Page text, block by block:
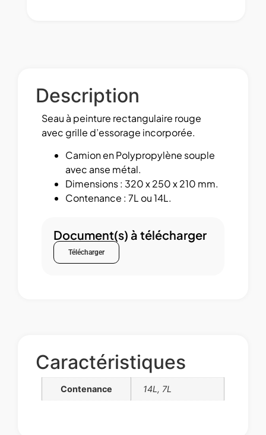
Description
Seau à peinture rectangulaire rouge
avec grille d’essorage incorporée.
Camion en Polypropylène souple
avec anse métal.
Dimensions : 320 x 250 x 210 mm.
Contenance : 7L ou 14L.
Document(s) à télécharger
Télécharger
Caractéristiques
Contenance 14L, 7L